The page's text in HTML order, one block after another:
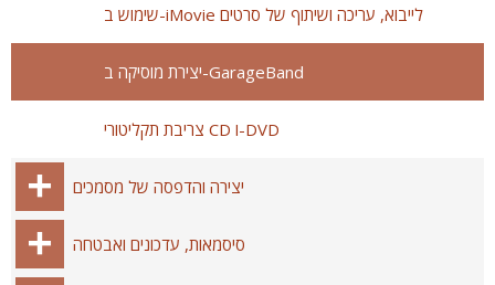
שימוש ב-iMovie לייבוא, עריכה ושיתוף של סרטים
יצירת מוסיקה ב-GarageBand
צריבת תקליטורי CD ו-DVD
יצירה והדפסה של מסמכים
סיסמאות, עדכונים ואבטחה